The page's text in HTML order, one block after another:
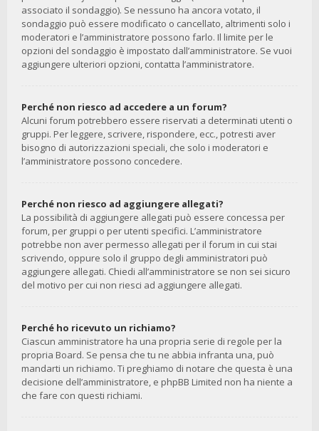
associato il sondaggio). Se nessuno ha ancora votato, il
sondaggio può essere modificato o cancellato, altrimenti solo i
moderatori e l’amministratore possono farlo. Il limite per le
opzioni del sondaggio è impostato dall’amministratore. Se vuoi
aggiungere ulteriori opzioni, contatta l’amministratore.
Perché non riesco ad accedere a un forum?
Alcuni forum potrebbero essere riservati a determinati utenti o
gruppi. Per leggere, scrivere, rispondere, ecc., potresti aver
bisogno di autorizzazioni speciali, che solo i moderatori e
l’amministratore possono concedere.
Perché non riesco ad aggiungere allegati?
La possibilità di aggiungere allegati può essere concessa per
forum, per gruppi o per utenti specifici. L’amministratore
potrebbe non aver permesso allegati per il forum in cui stai
scrivendo, oppure solo il gruppo degli amministratori può
aggiungere allegati. Chiedi all’amministratore se non sei sicuro
del motivo per cui non riesci ad aggiungere allegati.
Perché ho ricevuto un richiamo?
Ciascun amministratore ha una propria serie di regole per la
propria Board. Se pensa che tu ne abbia infranta una, può
mandarti un richiamo. Ti preghiamo di notare che questa è una
decisione dell’amministratore, e phpBB Limited non ha niente a
che fare con questi richiami.